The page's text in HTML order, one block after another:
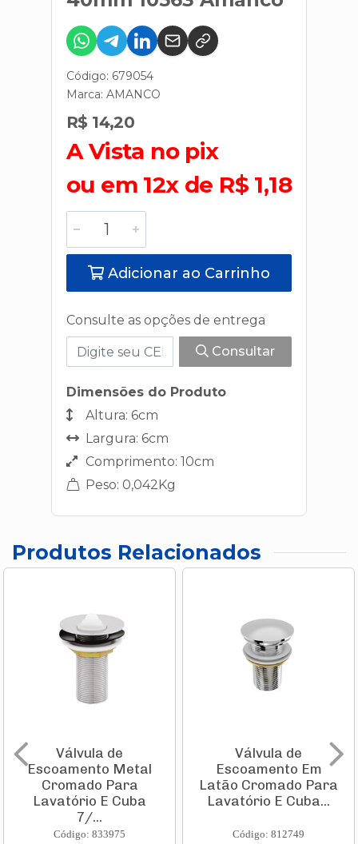
Código: 679054
Marca: AMANCO
R$ 14,20
A Vista no pix
ou em 12x de R$ 1,18
Adicionar ao Carrinho
Consulte as opções de entrega
Consultar
Dimensões do Produto
Altura: 6cm
Largura: 6cm
Comprimento: 10cm
Peso: 0,042Kg
Produtos Relacionados
Válvula de
Escoamento Metal
Cromado Para
Lavatório E Cuba
7/...
Código: 833975
Válvula de
Escoamento Em
Latão Cromado Para
Lavatório E Cuba...
Código: 812749